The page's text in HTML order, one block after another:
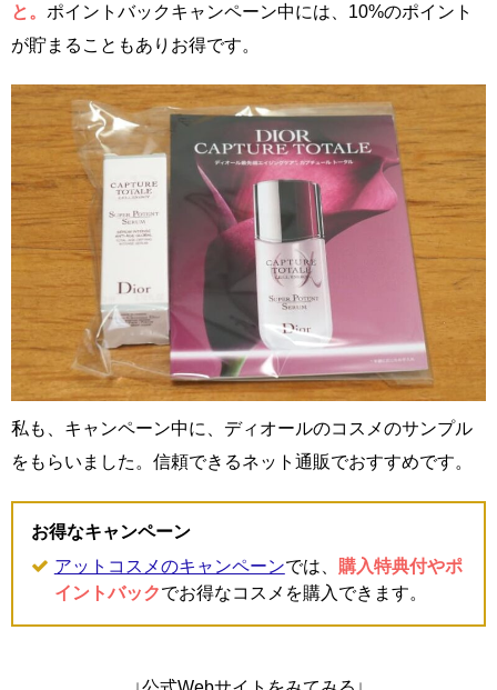
と。 ポイントバックキャンペーン中には、10%のポイント
が貯まることもありお得です。
私も、キャンペーン中に、ディオールのコスメのサンプル
をもらいました。信頼できるネット通販でおすすめです。
お得なキャンペーン
アットコスメのキャンペーンでは、 購入特典付やポ
イントバックでお得なコスメを購入できます。